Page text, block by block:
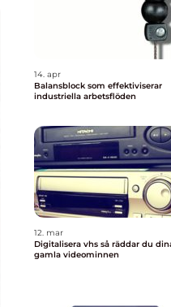
14. apr
Balansblock som effektiviserar
industriella arbetsflöden
12. mar
Digitalisera vhs så räddar du dina
gamla videominnen